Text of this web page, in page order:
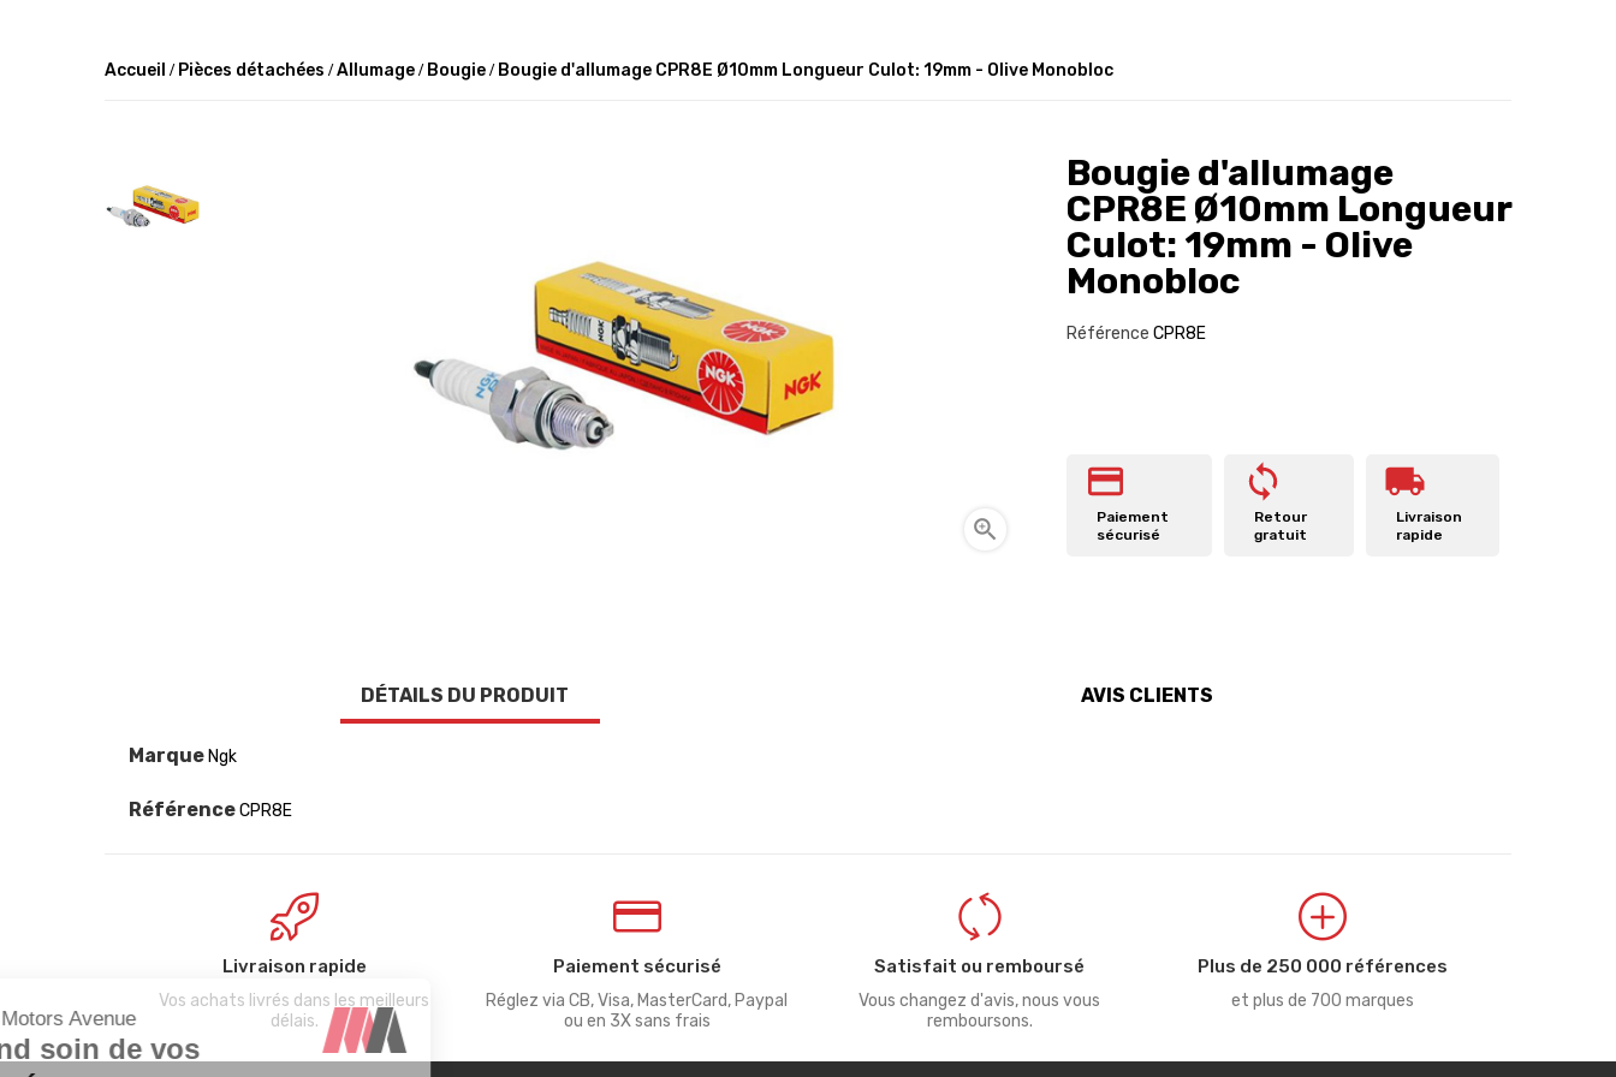
Accueil Pièces détachées Allumage Bougie Bougie d'allumage CPR8E Ø10mm Longueur Culot: 19mm - Olive Monobloc

Bougie d'allumage
CPR8E Ø10mm Longueur
Culot: 19mm - Olive
Monobloc
Référence CPR8E
Paiement
sécurisé
Retour
gratuit
Livraison
rapide
DÉTAILS DU PRODUIT AVIS CLIENTS
Marque Ngk
RéférenceCPR8E
Livraison rapide
Vos achats livrés dans les meilleurs
délais.
Paiement sécurisé
Réglez via CB, Visa, MasterCard, Paypal
ou en 3X sans frais
Satisfait ou remboursé
Vous changez d'avis, nous vous
remboursons.
Plus de 250 000 références
et plus de 700 marques